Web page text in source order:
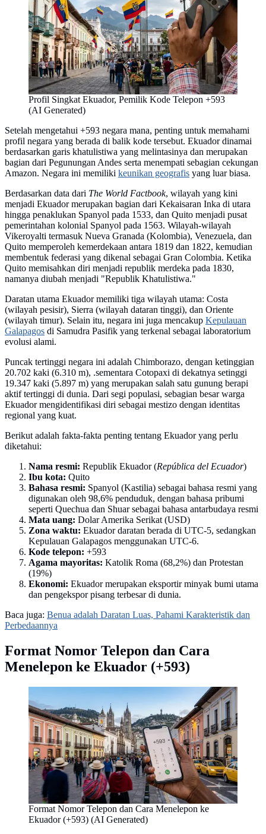
Profil Singkat Ekuador, Pemilik Kode Telepon +593
(AI Generated)
Setelah mengetahui +593 negara mana, penting untuk memahami
profil negara yang berada di balik kode tersebut. Ekuador dinamai
berdasarkan garis khatulistiwa yang melintasinya dan merupakan
bagian dari Pegunungan Andes serta menempati sebagian cekungan
Amazon. Negara ini memiliki keunikan geografis yang luar biasa.
Berdasarkan data dari The World Factbook, wilayah yang kini
menjadi Ekuador merupakan bagian dari Kekaisaran Inka di utara
hingga penaklukan Spanyol pada 1533, dan Quito menjadi pusat
pemerintahan kolonial Spanyol pada 1563. Wilayah-wilayah
Vikeroyalti termasuk Nueva Granada (Kolombia), Venezuela, dan
Quito memperoleh kemerdekaan antara 1819 dan 1822, kemudian
membentuk federasi yang dikenal sebagai Gran Colombia. Ketika
Quito memisahkan diri menjadi republik merdeka pada 1830,
namanya diubah menjadi "Republik Khatulistiwa."
Daratan utama Ekuador memiliki tiga wilayah utama: Costa
(wilayah pesisir), Sierra (wilayah dataran tinggi), dan Oriente
(wilayah timur). Selain itu, negara ini juga mencakup Kepulauan
Galapagos di Samudra Pasifik yang terkenal sebagai laboratorium
evolusi alami.
Puncak tertinggi negara ini adalah Chimborazo, dengan ketinggian
20.702 kaki (6.310 m), .sementara Cotopaxi di dekatnya setinggi
19.347 kaki (5.897 m) yang merupakan salah satu gunung berapi
aktif tertinggi di dunia. Dari segi populasi, sebagian besar warga
Ekuador mengidentifikasi diri sebagai mestizo dengan identitas
regional yang kuat.
Berikut adalah fakta-fakta penting tentang Ekuador yang perlu
diketahui:
Nama resmi: Republik Ekuador (República del Ecuador)
Ibu kota: Quito
Bahasa resmi: Spanyol (Kastilia) sebagai bahasa resmi yang
digunakan oleh 98,6% penduduk, dengan bahasa pribumi
seperti Quechua dan Shuar sebagai bahasa antarbudaya resmi
Mata uang: Dolar Amerika Serikat (USD)
Zona waktu: Ekuador daratan berada di UTC-5, sedangkan
Kepulauan Galapagos menggunakan UTC-6.
Kode telepon: +593
Agama mayoritas: Katolik Roma (68,2%) dan Protestan
(19%)
Ekonomi: Ekuador merupakan eksportir minyak bumi utama
dan pengekspor pisang terbesar di dunia.
Baca juga: Benua adalah Daratan Luas, Pahami Karakteristik dan
Perbedaannya
Format Nomor Telepon dan Cara
Menelepon ke Ekuador (+593)
Format Nomor Telepon dan Cara Menelepon ke
Ekuador (+593) (AI Generated)